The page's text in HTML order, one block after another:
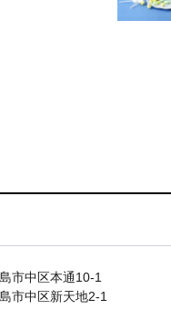
市中区本通10-1
市中区新天地2-1